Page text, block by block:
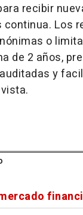
recibir
continua. Los
o
de 2 años,
y